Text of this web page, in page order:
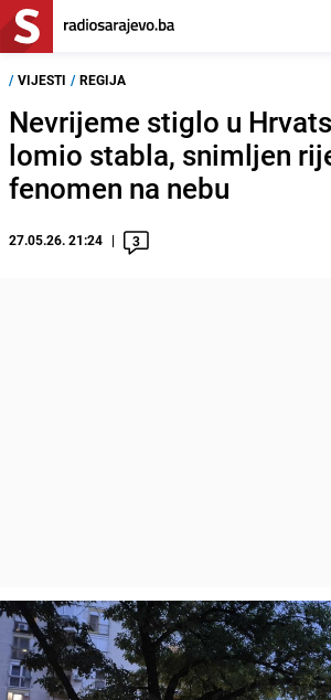
/ VIJESTI / REGIJA
Nevrijeme stiglo u
lomio stabla, snimljen
fenomen na nebu
27.05.26. 21:24 3